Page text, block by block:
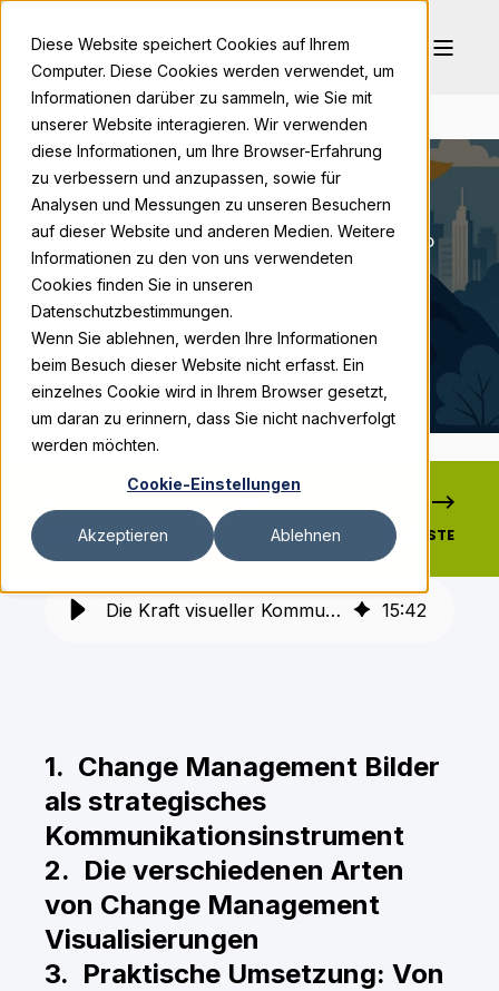
Diese Website speichert Cookies auf Ihrem
Computer. Diese Cookies werden verwendet, um
Informationen darüber zu sammeln, wie Sie mit
unserer Website interagieren. Wir verwenden
diese Informationen, um Ihre Browser-Erfahrung
zu verbessern und anzupassen, sowie für
Analysen und Messungen zu unseren Besuchern
auf dieser Website und anderen Medien. Weitere
Informationen zu den von uns verwendeten
Cookies finden Sie in unseren
Datenschutzbestimmungen.
Wenn Sie ablehnen, werden Ihre Informationen
beim Besuch dieser Website nicht erfasst. Ein
einzelnes Cookie wird in Ihrem Browser gesetzt,
um daran zu erinnern, dass Sie nicht nachverfolgt
werden möchten.
Cookie-Einstellungen
Akzeptieren Ablehnen
BONPAGO NOV 7, 2025, 9:00:01 AM 8 MIN READ
DIE KRAFT VISUELLER
KOMMUNIKATION IM CHANGE
MANAGEMENT
VORHERIGE NÄCHSTE
Die Kraft visueller Kommunikation im Change Management 15:42
1. Change Management Bilder
als strategisches
Kommunikationsinstrument
2. Die verschiedenen Arten
von Change Management
Visualisierungen
3. Praktische Umsetzung: Von